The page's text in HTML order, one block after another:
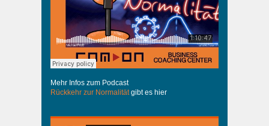
Mehr Infos zum Podcast
Rückkehr zur Normalitätgibt es hier